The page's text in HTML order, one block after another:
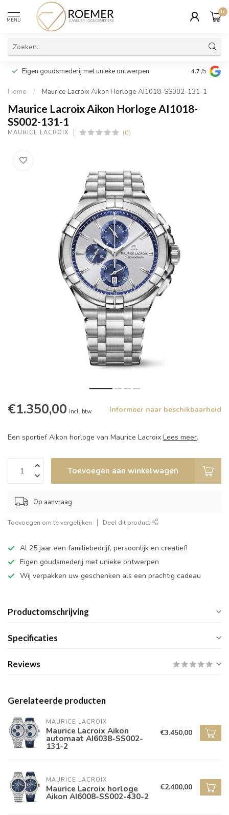
MENU
0
Eigen goudsmederij met unieke ontwerpen Wij
cadeau
4.7 /5
Home / Maurice Lacroix Aikon Horloge AI1018-SS002-131-1
Maurice Lacroix Aikon Horloge AI1018-
SS002-131-1
MAURICE LACROIX (0)
€1.350,00 Incl. btw Informeer naar beschikbaarheid
Een sportief Aikon horloge van Maurice Lacroix Lees meer.
Toevoegen aan winkelwagen
Op aanvraag
Toevoegen om te vergelijken Deel dit product
Al 25 jaar een familiebedrijf, persoonlijk en creatief!
Eigen goudsmederij met unieke ontwerpen
Wij verpakken uw geschenken als een prachtig cadeau
Productomschrijving
Specificaties
Reviews
Gerelateerde producten
MAURICE LACROIX
Maurice Lacroix Aikon
automaat AI6038-SS002-
131-2
€3.450,00
MAURICE LACROIX
Maurice Lacroix horloge
Aikon AI6008-SS002-430-2
€2.400,00